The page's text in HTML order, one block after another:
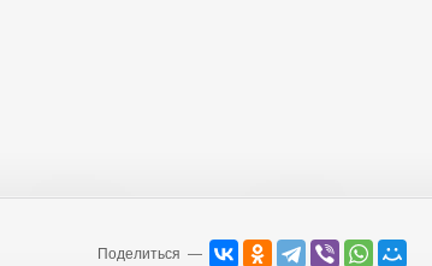
Поделиться —